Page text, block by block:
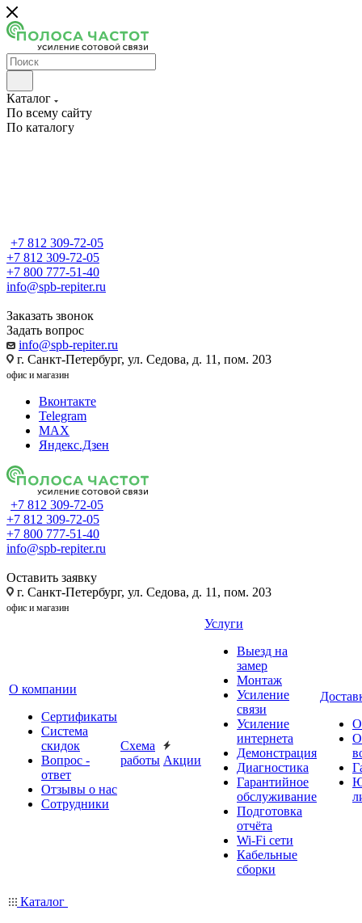
Каталог
По всему сайту
По каталогу
+7 812 309-72-05
+7 812 309-72-05
+7 800 777-51-40
info@spb-repiter.ru
Заказать звонок
Задать вопрос
info@spb-repiter.ru
г. Санкт-Петербург, ул. Седова, д. 11, пом. 203
офис и магазин
Вконтакте
Telegram
MAX
Яндекс.Дзен
+7 812 309-72-05
+7 812 309-72-05
+7 800 777-51-40
info@spb-repiter.ru
Оставить заявку
г. Санкт-Петербург, ул. Седова, д. 11, пом. 203
офис и магазин
О компании
Сертификаты
Система
скидок
Вопрос -
ответ
Отзывы о нас
Сотрудники
Схема
работы Акции
Услуги
Выезд на
замер
Монтаж
Усиление
связи
Усиление
интернета
Демонстрация
Диагностика
Гарантийное
обслуживание
Подготовка
отчёта
Wi-Fi сети
Кабельные
сборки
Каталог